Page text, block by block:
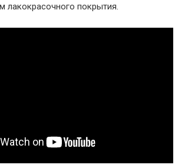
лакокрасочного покрытия.